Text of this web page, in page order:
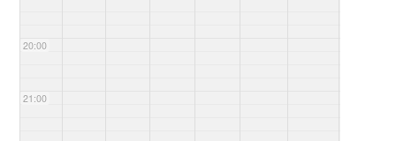
20:00
21:00